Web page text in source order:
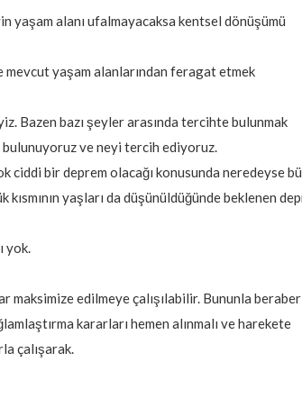
yaşam alanı ufalmayacaksa kentsel dönüşümü
yaşam alanlarından feragat etmek
Bazen bazı şeyler arasında tercihte bulunmak
ve neyi tercih ediyoruz.
ciddi bir deprem olacağı konusunda neredeyse
kısmının yaşları da düşünüldüğünde beklenen
yok.
edilmeye çalışılabilir. Bununla beraber
kararları hemen alınmalı ve harekete
çalışarak.